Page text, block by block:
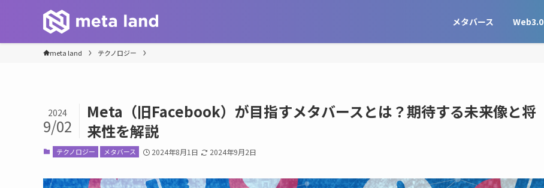
メタバース Web3.0
meta land テクノロジー
Meta（旧Facebook）が目指すメタバースとは？期待する未来像と将
来性を解説
2024
9/02
テクノロジー メタバース 2024年8月1日 2024年9月2日